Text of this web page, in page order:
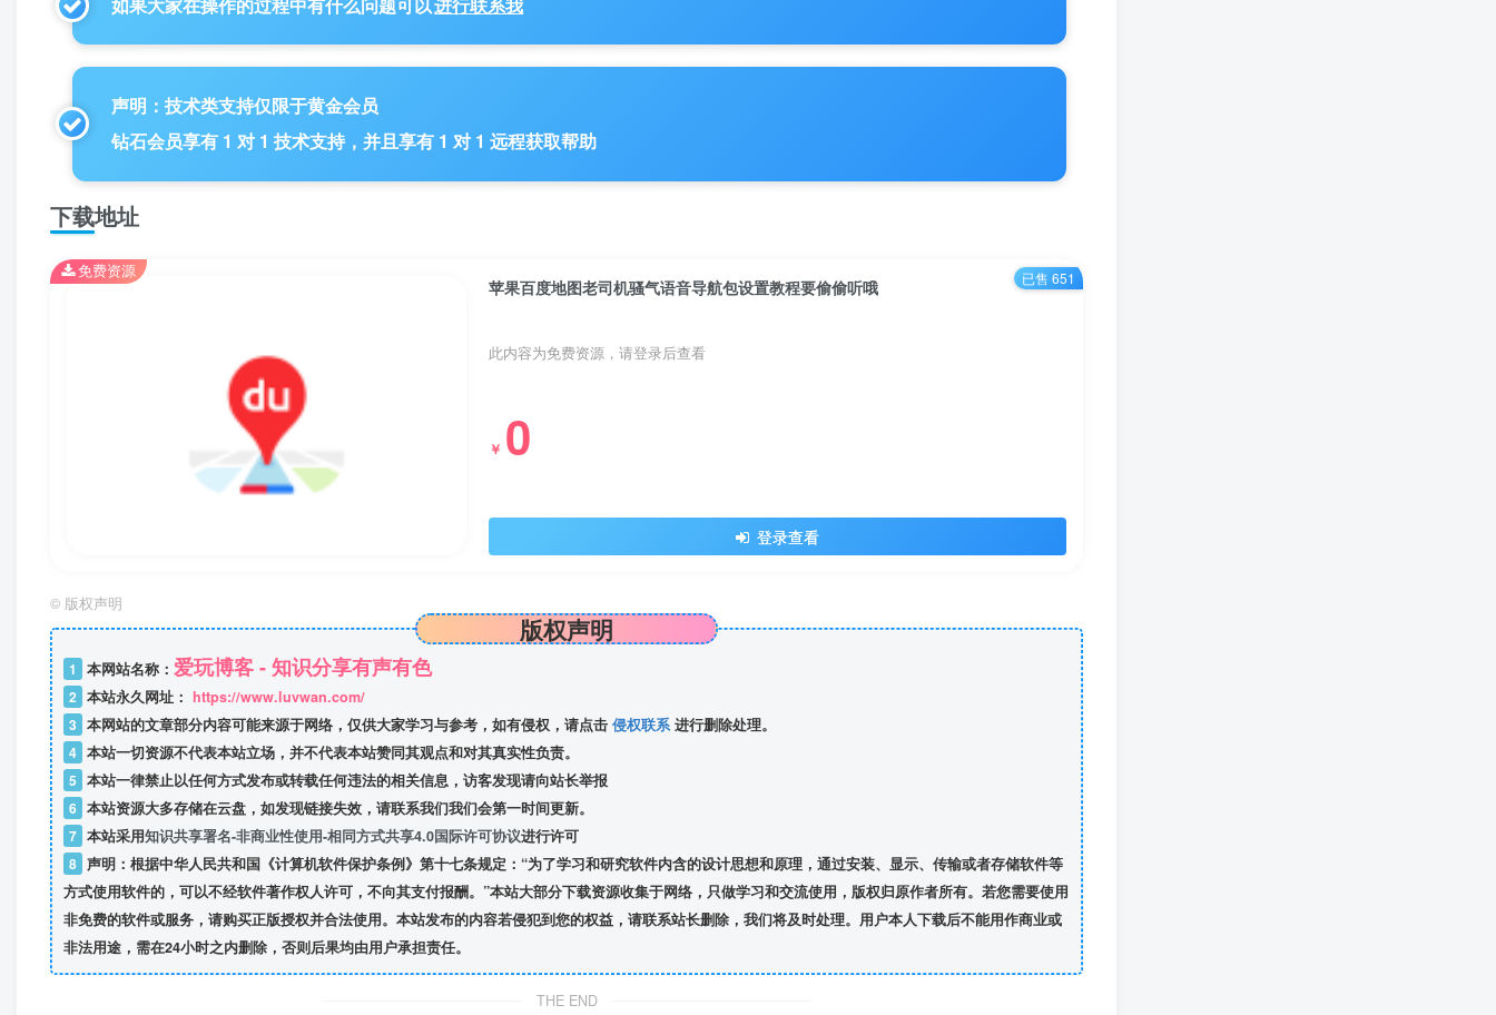
声明：技术类支持仅限于黄金会员
钻石会员享有 1 对 1 技术支持，并且享有 1 对 1 远程获取帮助
下载地址
苹果百度地图老司机骚气语音导航包设置教程要偷偷听哦
此内容为免费资源，请登录后查看
￥ 0
登录查看
免费资源 已售 651
© 版权声明
版权声明
1 本网站名称： 爱玩博客 - 知识分享有声有色
2 本站永久网址： https://www.luvwan.com/
3 本网站的文章部分内容可能来源于网络，仅供大家学习与参考，如有侵权，请点击 侵权联系进行删除处理。
4 本站一切资源不代表本站立场，并不代表本站赞同其观点和对其真实性负责。
5 本站一律禁止以任何方式发布或转载任何违法的相关信息，访客发现请向站长举报
6 本站资源大多存储在云盘，如发现链接失效，请联系我们我们会第一时间更新。
7 本站采用知识共享署名-非商业性使用-相同方式共享4.0国际许可协议进行许可
8 声明：根据中华人民共和国《计算机软件保护条例》第十七条规定：“为了学习和研究软件内含的设计思想和原理，通过安装、显示、传输或者存储软件等
方式使用软件的，可以不经软件著作权人许可，不向其支付报酬。”本站大部分下载资源收集于网络，只做学习和交流使用，版权归原作者所有。若您需要使用
非免费的软件或服务，请购买正版授权并合法使用。本站发布的内容若侵犯到您的权益，请联系站长删除，我们将及时处理。用户本人下载后不能用作商业或
非法用途，需在24小时之内删除，否则后果均由用户承担责任。
THE END